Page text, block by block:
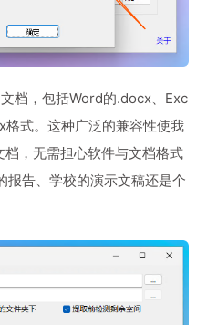
档，包括Word的.docx、Exc
式。这种广泛的兼容性使我
，无需担心软件与文档格式
报告、学校的演示文稿还是个